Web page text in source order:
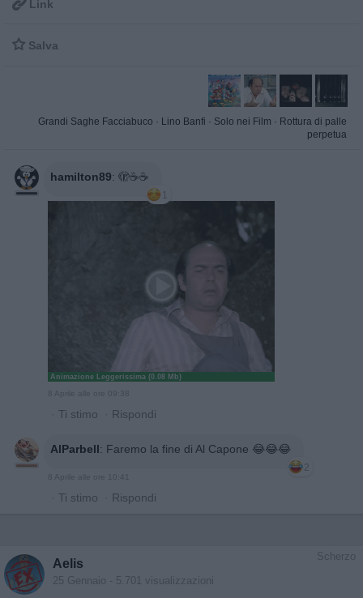
 Link
 Salva
Grandi Saghe Facciabuco · Lino Banfi · Solo nei Film · Rottura di palle
perpetua
hamilton89: 🫣☕☕
1
Animazione Leggerissima (0.08 Mb)
8 Aprile alle ore 09:38
· Ti stimo · Rispondi
AlParbell: Faremo la fine di Al Capone 😂😂😂
2
8 Aprile alle ore 10:41
· Ti stimo · Rispondi
Scherzo
Aelis
25 Gennaio - 5.701 visualizzazioni